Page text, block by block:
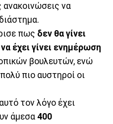
ανακοινώσεις να
πως δεν θα γίνει
έχει γίνει ενημέρωση
βουλευτών, ενώ
πιο αυστηροί οι
τον λόγο έχει
άμεσα 400